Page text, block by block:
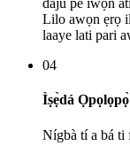
dájú pé ìwọ̀n
Lilo awọn ẹrọ
laaye lati pari
04
Ìṣẹ̀dá Ọpọlọpọ̀
Nígbà tí a bá ti